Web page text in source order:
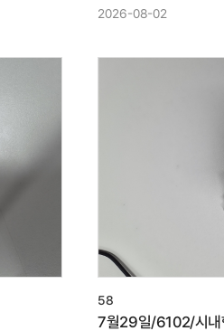
2026-08-02
58
7월29일/6102/시내